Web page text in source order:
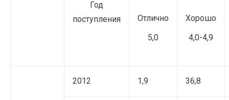
Год
поступления
Отлично
5,0
Хорошо
4,0-4,9
2012 1,9 36,8